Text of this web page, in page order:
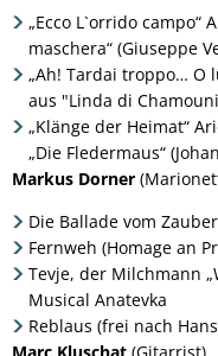
„Ecco L`orrido campo“
maschera“ (Giuseppe
„Ah! Tardai troppo… O
aus "Linda di
„Klänge der Heimat“
„Die Fledermaus“
Markus Dorner
Die Ballade vom
Fernweh (Homage an
Tevje, der Milchmann
Musical Anatevka
Reblaus (frei nach
Marc Kluschat (Gitarrist)